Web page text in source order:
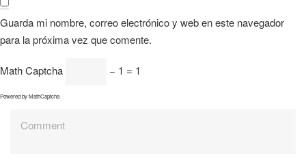
Guarda mi nombre, correo electrónico y web en este navegador
para la próxima vez que comente.
Math Captcha − 1 = 1
Powered byMathCaptcha